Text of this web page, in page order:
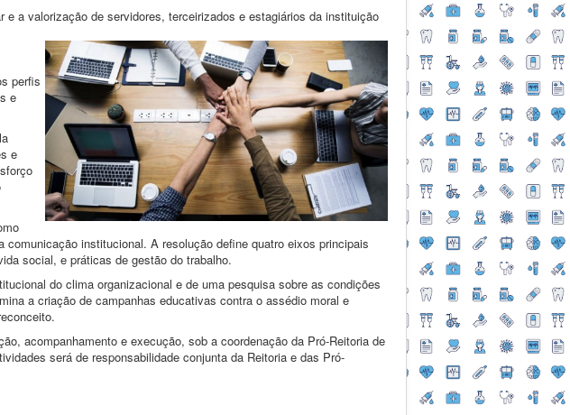
a valorização de servidores, terceirizados e estagiários da instituição
perfis
e
e
institucional. A resolução define quatro eixos principais
social, e práticas de gestão do trabalho.
do clima organizacional e de uma pesquisa sobre as condições
a criação de campanhas educativas contra o assédio moral e
acompanhamento e execução, sob a coordenação da Pró-Reitoria de
será de responsabilidade conjunta da Reitoria e das Pró-